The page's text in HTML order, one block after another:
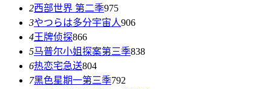
2西部世界 第二季975
3やつらは多分宇宙人906
4王牌侦探866
5马普尔小姐探案第三季838
6热恋宅急送804
7黑色星期一第三季792